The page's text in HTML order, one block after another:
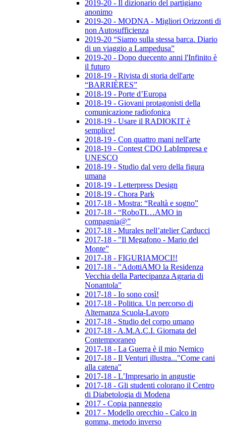
2019-20 - Il dizionario del partigiano
anonimo
2019-20 - MODNA - Migliori Orizzonti di
non Autosufficienza
2019-20 “Siamo sulla stessa barca. Diario
di un viaggio a Lampedusa”
2019-20 - Dopo duecento anni l'Infinito è
il futuro
2018-19 - Rivista di storia dell'arte
“BARRIÈRES”
2018-19 - Porte d’Europa
2018-19 - Giovani protagonisti della
comunicazione radiofonica
2018-19 - Usare il RADIOKIT è
semplice!
2018-19 - Con quattro mani nell'arte
2018-19 - Contest CDO LabImpresa e
UNESCO
2018-19 - Studio dal vero della figura
umana
2018-19 - Letterpress Design
2018-19 - Chora Park
2017-18 - Mostra: “Realtà e sogno”
2017-18 - “RoboTI…AMO in
compagnia@”
2017-18 - Murales nell’atelier Carducci
2017-18 - "Il Megafono - Mario del
Monte”
2017-18 - FIGURIAMOCI!!
2017-18 - "AdottiAMO la Residenza
Vecchia della Partecipanza Agraria di
Nonantola"
2017-18 - Io sono così!
2017-18 - Politica. Un percorso di
Alternanza Scuola-Lavoro
2017-18 - Studio del corpo umano
2017-18 - A.M.A.C.I. Giornata del
Contemporaneo
2017-18 - La Guerra è il mio Nemico
2017-18 - Il Venturi illustra..."Come cani
alla catena"
2017-18 - L’Impresario in angustie
2017-18 - Gli studenti colorano il Centro
di Diabetologia di Modena
2017 - Copia panneggio
2017 - Modello orecchio - Calco in
gomma, metodo inverso